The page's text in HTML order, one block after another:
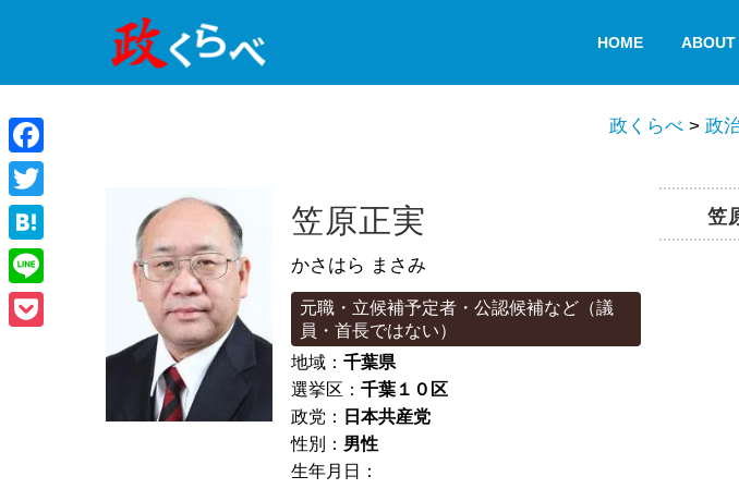
HOME ABOUT
政くらべ> 政
笠原正実
かさはら まさみ
元職・立候補予定者・公認候補など（議
員・首長ではない）
地域： 千葉県
選挙区： 千葉１０区
政党： 日本共産党
性別： 男性
生年月日：
笠
Facebook
Twitter
Hatena
Line